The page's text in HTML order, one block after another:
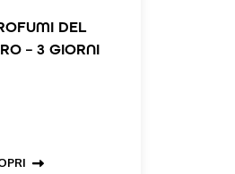
DEL
– 3 GIORNI